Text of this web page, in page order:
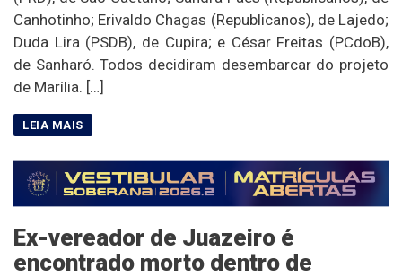
Canhotinho; Erivaldo Chagas (Republicanos), de Lajedo;
Duda Lira (PSDB), de Cupira; e César Freitas (PCdoB),
de Sanharó. Todos decidiram desembarcar do projeto
de Marília. […]
Ex-vereador de Juazeiro é
encontrado morto dentro de